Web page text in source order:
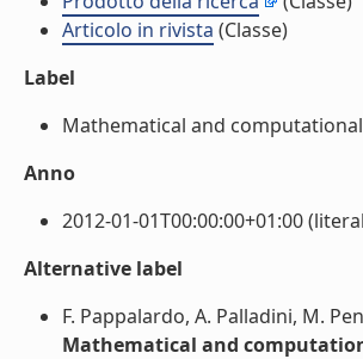
Articolo in rivista (Classe)
Label
Mathematical and
Anno
2012-01-01T00:00:00+01:00
Alternative label
F. Pappalardo, A. Palladini, M.
Mathematical and